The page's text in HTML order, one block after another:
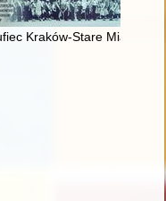
Kraków-Stare Miasto w